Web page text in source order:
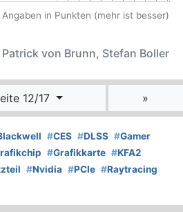
Angaben in Punkten (mehr ist besser)
von Brunn, Stefan Boller
12/17 »
#CES #DLSS #Gamer
#Grafikkarte #KFA2
#Nvidia #PCIe #Raytracing